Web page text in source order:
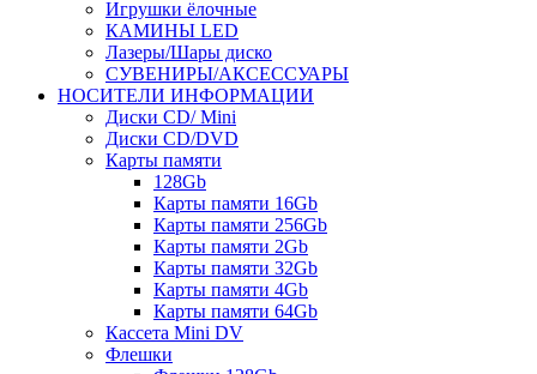
Игрушки ёлочные
КАМИНЫ LED
Лазеры/Шары диско
СУВЕНИРЫ/АКСЕССУАРЫ
НОСИТЕЛИ ИНФОРМАЦИИ
Диски CD/ Mini
Диски CD/DVD
Карты памяти
128Gb
Карты памяти 16Gb
Карты памяти 256Gb
Карты памяти 2Gb
Карты памяти 32Gb
Карты памяти 4Gb
Карты памяти 64Gb
Кассета Mini DV
Флешки